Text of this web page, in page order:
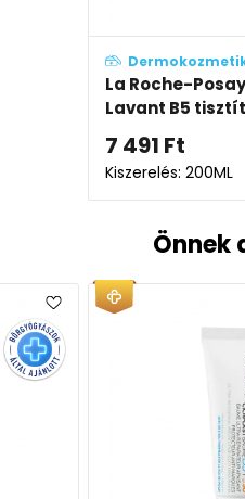
La Roche-
Lavant B5
7 491 Ft
Kiszerelés: 200ML
Önnek